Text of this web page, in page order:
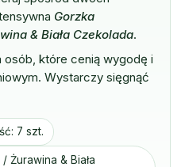
Gorzka
& Biała Czekolada.
osób, które cenią wygodę i
Wystarczy sięgnąć
7 szt.
Żurawina & Biała